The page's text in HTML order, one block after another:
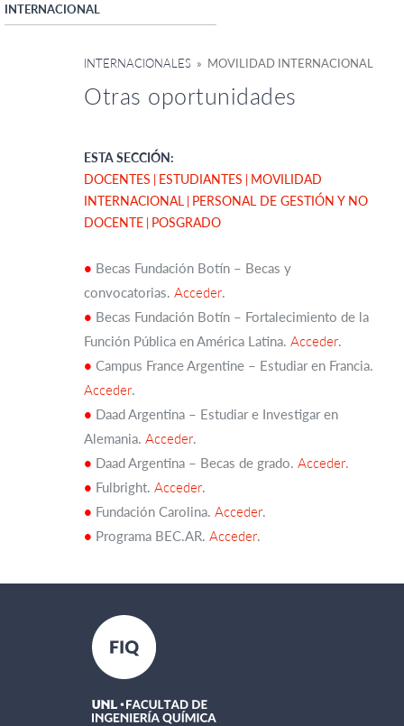
INTERNACIONAL
INTERNACIONALES » MOVILIDAD INTERNACIONAL
Otras oportunidades
ESTA SECCIÓN:
DOCENTES
ESTUDIANTES
MOVILIDAD
INTERNACIONAL
PERSONAL DE GESTIÓN Y NO
DOCENTE POSGRADO
• Becas Fundación Botín – Becas y
convocatorias. Acceder.
• Becas Fundación Botín – Fortalecimiento de la
Función Pública en América Latina. Acceder.
• Campus France Argentine – Estudiar en Francia.
Acceder.
• Daad Argentina – Estudiar e Investigar en
Alemania. Acceder.
• Daad Argentina – Becas de grado. Acceder.
• Fulbright. Acceder.
• Fundación Carolina. Acceder.
• Programa BEC.AR. Acceder.